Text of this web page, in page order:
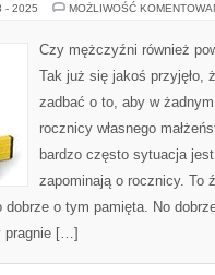
- 2025 MOŻLIWOŚĆ
Czy mężczyźni również
Tak już się jakoś przyjęło,
zadbać o to, aby w
rocznicy własnego
bardzo często sytuacja
zapominają o rocznicy. To
dobrze o tym pamięta. No
pragnie […]